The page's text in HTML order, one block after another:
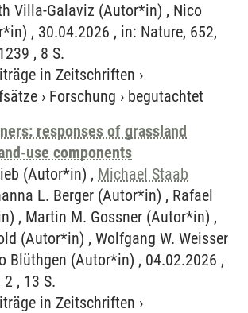
Villa-Galaviz (Autor*in) , Nico
, 30.04.2026 , in: Nature, 652,
, 8 S.
in Zeitschriften ›
› Forschung › begutachtet
responses of grassland
use components
(Autor*in) , Michael Staab
L. Berger (Autor*in) , Rafael
, Martin M. Gossner (Autor*in) ,
(Autor*in) , Wolfgang W. Weisser
Blüthgen (Autor*in) , 04.02.2026 ,
, 13 S.
in Zeitschriften ›